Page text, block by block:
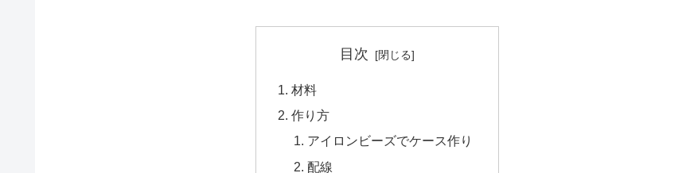
目次
材料
作り方
アイロンビーズでケース作り
配線